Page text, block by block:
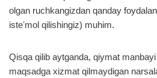
olgan ruchkangizdan qanday
isteʼmol qilishingiz) muhim.
Qisqa qilib aytganda, qiymat
maqsadga xizmat qilmaydigan